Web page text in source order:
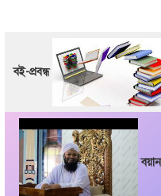
বই-প্রবন্ধ